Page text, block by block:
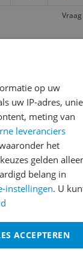
op uw
uw IP-adres,
meting van
leveranciers
het
gelden
belang in
instellingen. U
ACCEPTEREN